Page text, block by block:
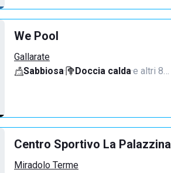
We Pool
Gallarate
Sabbiosa· Doccia calda·e altri 8…
Centro Sportivo La Palazzina
Miradolo Terme